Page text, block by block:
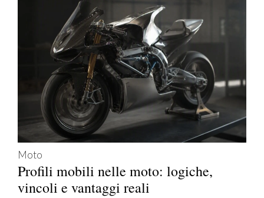
Moto
Profili mobili nelle moto: logiche,
vincoli e vantaggi reali